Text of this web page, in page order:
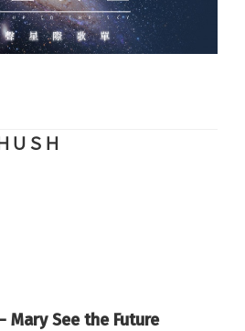
ＵＳＨ
Mary See the Future